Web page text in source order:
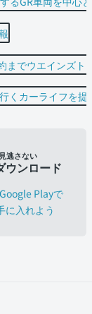
逃さない
ウンロード